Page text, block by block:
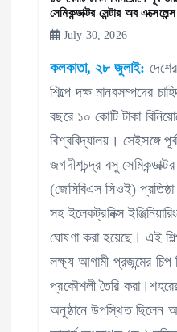
সেমিকন্ডাক্টর সেন্টার অব
July 30, 2026
কলকাতা, ২৮ জুলাই:
শিল্পে দক্ষ মানবসম্পদের
বছরে ১০ কোটি টাকা
বিশ্ববিদ্যালয়। সেইসঙ্গে
জগদীশচন্দ্র বসু
(জেসিবিএস সিওই)
সহ ইলেকট্রনিক্স
ঘোষণা করা হয়েছে। এই
লক্ষ্য আগামী প্রজন্মের চিপ
প্রকৌশলী তৈরি
অনুষ্ঠানে উপস্থিত ছিলেন